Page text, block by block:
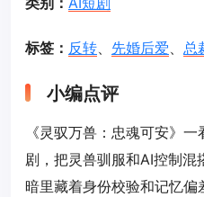
标签： 反转、 先婚后爱、 总
小编点评
《灵驭万兽：忠魂可安》
剧，把灵兽驯服和AI控制混
暗里藏着身份校验和记忆